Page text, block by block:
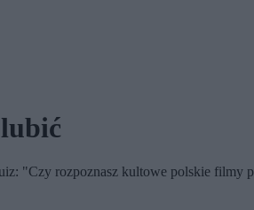
"Czy rozpoznasz kultowe polskie filmy